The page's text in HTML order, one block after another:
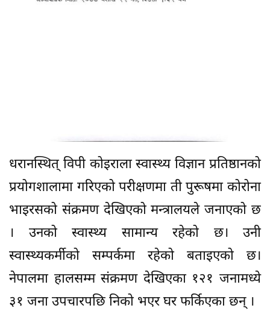
धरानस्थित् विपी कोइराला स्वास्थ्य विज्ञान प्रतिष्ठानको
प्रयोगशालामा गरिएको परीक्षणमा ती पुरूषमा कोरोना
भाइरसको संक्रमण देखिएको मन्त्रालयले जनाएको छ
। उनको स्वास्थ्य सामान्य रहेको छ। उनी
स्वास्थ्यकर्मीको सम्पर्कमा रहेको बताइएको छ।
नेपालमा हालसम्म संक्रमण देखिएका १२१ जनामध्ये
३१ जना उपचारपछि निको भएर घर फर्किएका छन् ।